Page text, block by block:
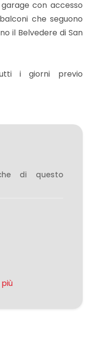
con accesso
che seguono
il Belvedere di San
i giorni previo
di questo